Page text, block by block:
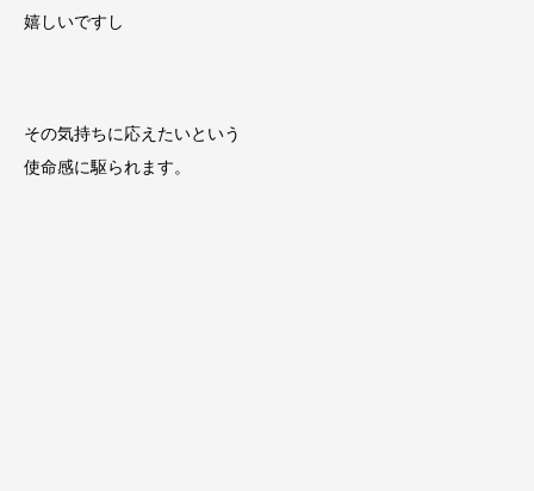
嬉しいですし
その気持ちに応えたいという
使命感に駆られます。